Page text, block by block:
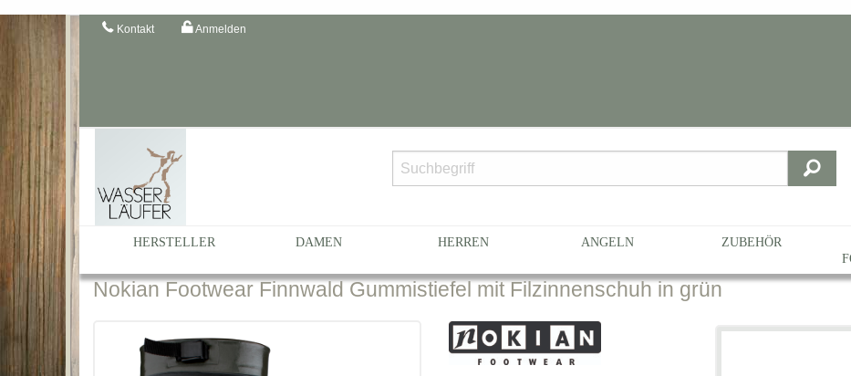
Kontakt Anmelden
HERSTELLER DAMEN HERREN ANGELN ZUBEHÖR
Startseite
NokianFootwear Finnwald Gummistiefel mit Filzinnenschuh in grün